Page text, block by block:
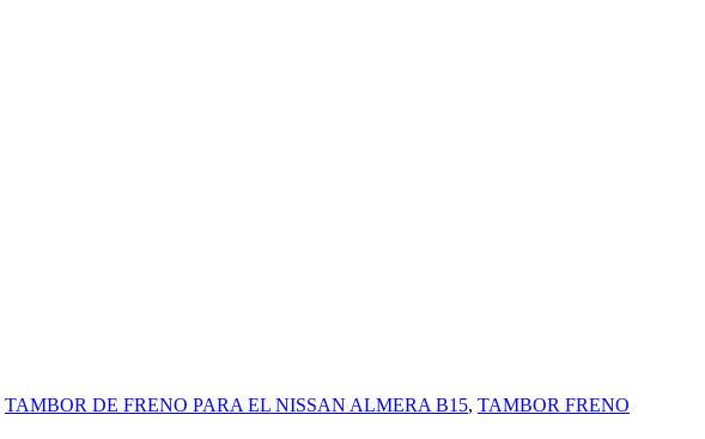
TAMBOR DE FRENO PARA EL NISSAN ALMERA B15, TAMBOR FRENO